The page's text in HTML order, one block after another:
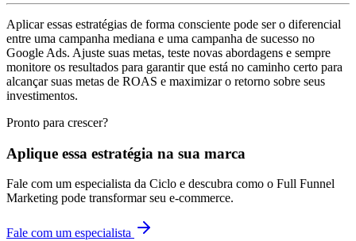
Aplicar essas estratégias de forma consciente pode ser o diferencial
entre uma campanha mediana e uma campanha de sucesso no
Google Ads. Ajuste suas metas, teste novas abordagens e sempre
monitore os resultados para garantir que está no caminho certo para
alcançar suas metas de ROAS e maximizar o retorno sobre seus
investimentos.
Pronto para crescer?
Aplique essa estratégia na sua marca
Fale com um especialista da Ciclo e descubra como o Full Funnel
Marketing pode transformar seu e-commerce.
Fale com um especialista